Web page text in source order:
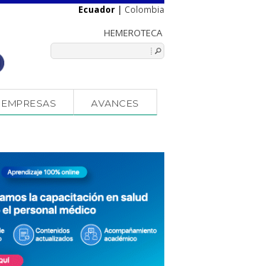
Ecuador | Colombia
EMPRESAS AVANCES